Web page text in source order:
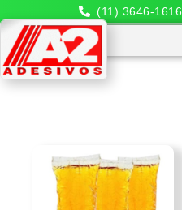
(11) 3646-1616